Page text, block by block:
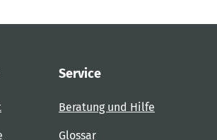
Service
Beratung und Hilfe
Glossar